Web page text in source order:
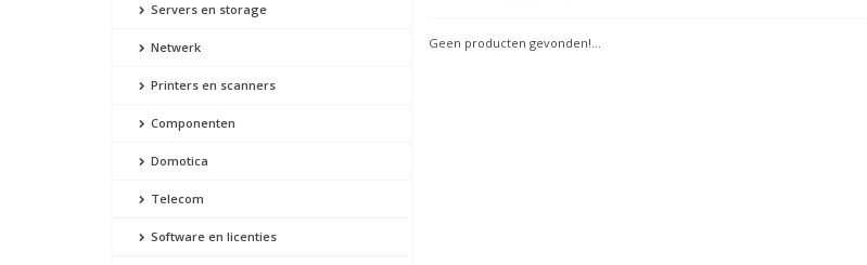
Servers en storage
Netwerk
Printers en scanners
Componenten
Domotica
Telecom
Software en licenties
Geen producten gevonden!...